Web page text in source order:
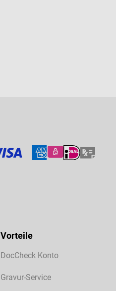
Vorteile
DocCheck Konto
Gravur-Service